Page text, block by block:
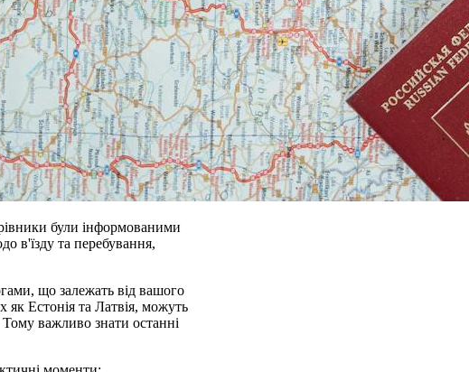
були інформованими
в'їзду та перебування,
що залежать від вашого
як Естонія та Латвія, можуть
важливо знати останні